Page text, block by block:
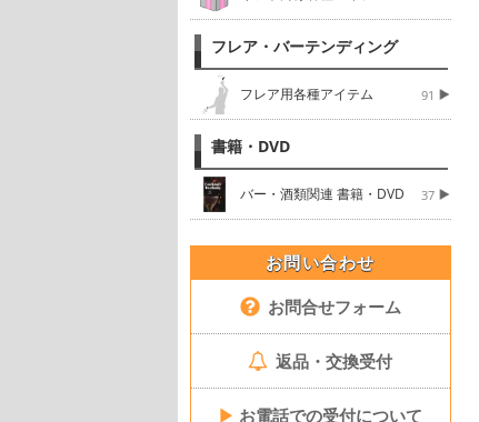
フレア・バーテンディング
フレア用各種アイテム 91
書籍・DVD
バー・酒類関連 書籍・DVD 37
お問い合わせ
お問合せフォーム
返品・交換受付
▶ お電話での受付について